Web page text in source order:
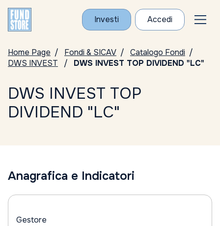
Investi Accedi
Home Page Fondi & SICAV
Catalogo Fondi
DWS INVEST
DWS INVEST TOP DIVIDEND "LC"
DWS INVEST TOP
DIVIDEND "LC"
Anagrafica e Indicatori
Gestore